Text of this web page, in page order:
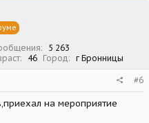
5 263
46 Город г Бронницы
#6
на мероприятие